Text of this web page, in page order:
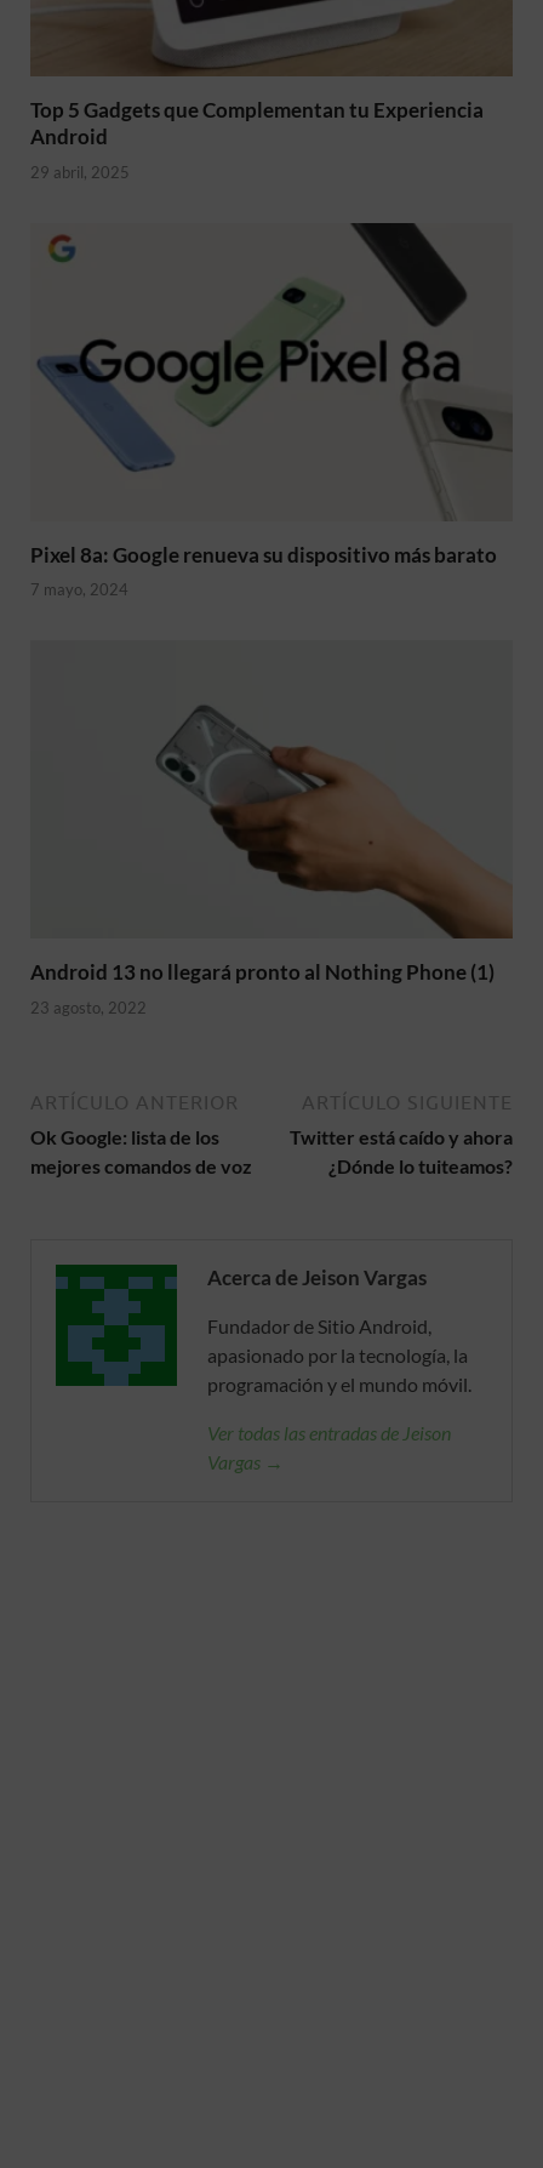
Top 5 Gadgets que Complementan tu Experiencia
Android
29 abril, 2025
Pixel 8a: Google renueva su dispositivo más barato
7 mayo, 2024
Android 13 no llegará pronto al Nothing Phone (1)
23 agosto, 2022
ARTÍCULO ANTERIOR
Ok Google: lista de los
mejores comandos de voz
ARTÍCULO SIGUIENTE
Twitter está caído y ahora
¿Dónde lo tuiteamos?
Acerca de Jeison Vargas
Fundador de Sitio Android,
apasionado por la tecnología, la
programación y el mundo móvil.
Ver todas las entradas de Jeison
Vargas →